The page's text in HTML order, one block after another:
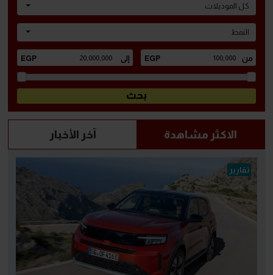
كل الموديلات
النمط
الاكثر مشاهدة آخر الأخبار
تقارير